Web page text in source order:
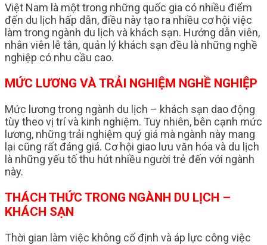
Việt Nam là một trong những quốc gia có nhiều điểm
đến du lịch hấp dẫn, điều này tạo ra nhiều cơ hội việc
làm trong ngành du lịch và khách sạn. Hướng dẫn viên,
nhân viên lễ tân, quản lý khách sạn đều là những nghề
nghiệp có nhu cầu cao.
MỨC LƯƠNG VÀ TRẢI NGHIỆM NGHỀ NGHIỆP
Mức lương trong ngành du lịch – khách sạn dao động
tùy theo vị trí và kinh nghiệm. Tuy nhiên, bên cạnh mức
lương, những trải nghiệm quý giá mà ngành này mang
lại cũng rất đáng giá. Cơ hội giao lưu văn hóa và du lịch
là những yếu tố thu hút nhiều người trẻ đến với ngành
này.
THÁCH THỨC TRONG NGÀNH DU LỊCH –
KHÁCH SẠN
Thời gian làm việc không cố định và áp lực công việc